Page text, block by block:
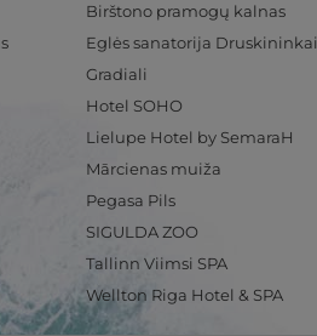
Birštono pramogų kalnas
Eglės sanatorija Druskininkai
Gradiali
Hotel SOHO
Lielupe Hotel by SemaraH
Mārcienas muiža
Pegasa Pils
SIGULDA ZOO
Tallinn Viimsi SPA
Wellton Riga Hotel & SPA